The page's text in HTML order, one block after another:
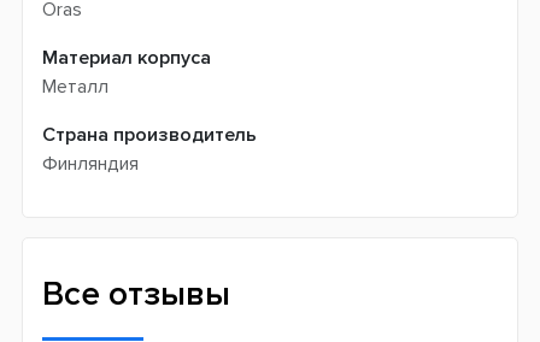
Oras
Материал корпуса
Металл
Страна производитель
Финляндия
Все отзывы